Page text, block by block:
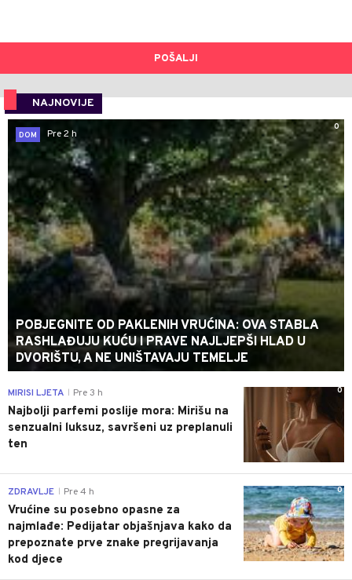
POŠALJI
NAJNOVIJE
0
DOM
Pre 2 h
POBJEGNITE OD PAKLENIH VRUĆINA: OVA STABLA
RASHLAĐUJU KUĆU I PRAVE NAJLJEPŠI HLAD U
DVORIŠTU, A NE UNIŠTAVAJU TEMELJE
0
MIRISI LJETA Pre 3 h
Najbolji parfemi poslije mora: Mirišu na
senzualni luksuz, savršeni uz preplanuli
ten
0
ZDRAVLJE Pre 4 h
Vrućine su posebno opasne za
najmlađe: Pedijatar objašnjava kako da
prepoznate prve znake pregrijavanja
kod djece